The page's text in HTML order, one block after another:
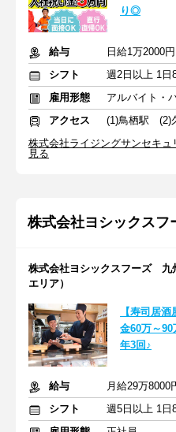
り◎
給与
日給1万2000
シフト
雇用形態
アルバイト・
アクセス
株式会社ライジングサンセキ
見る
株式会社ヨシックスフ
株式会社ヨシックスフーズ
エリア）
【寿司居
金60万～
年3回♪
給与
月給29万8000
シフト
週5日以上 1日